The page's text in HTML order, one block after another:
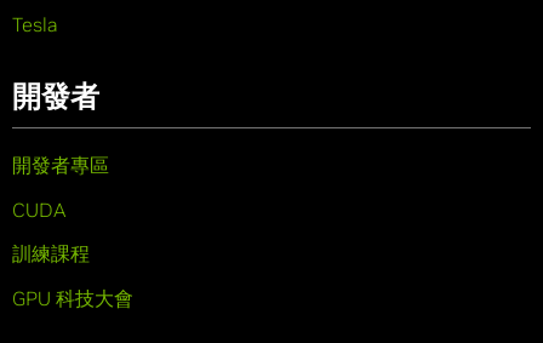
Tesla
開發者
開發者專區
CUDA
訓練課程
GPU 科技大會